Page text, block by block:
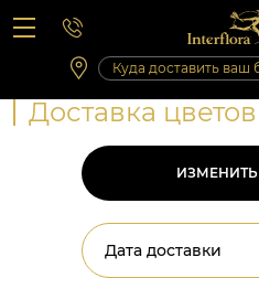
Вопросы-ответы
Сб 10:00 ‐ 14:00
Выходные и праздничные дни
Доставка
ИЗМЕНИТЬ
Дата доставки